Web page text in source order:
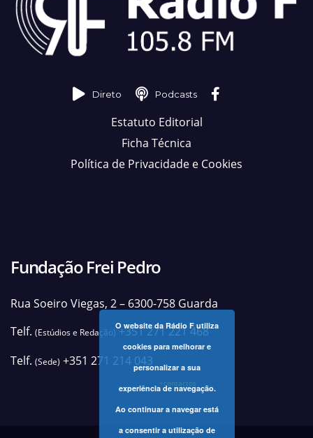
Direto Podcasts
Estatuto Editorial
Ficha Técnica
Política de Privacidade e Cookies
Fundação Frei Pedro
Rua Soeiro Viegas, 2 – 6300-758 Guarda
Telf. (Estúdios e Redação)+351 271 221 468
Telf. (Sede) +351 271 214 043
+contactos
O website da Rádio F utiliza
cookies para melhorar e
personalizar a sua
experiência de navegação.
Ao continuar a navegar está
a consentir a utilização de